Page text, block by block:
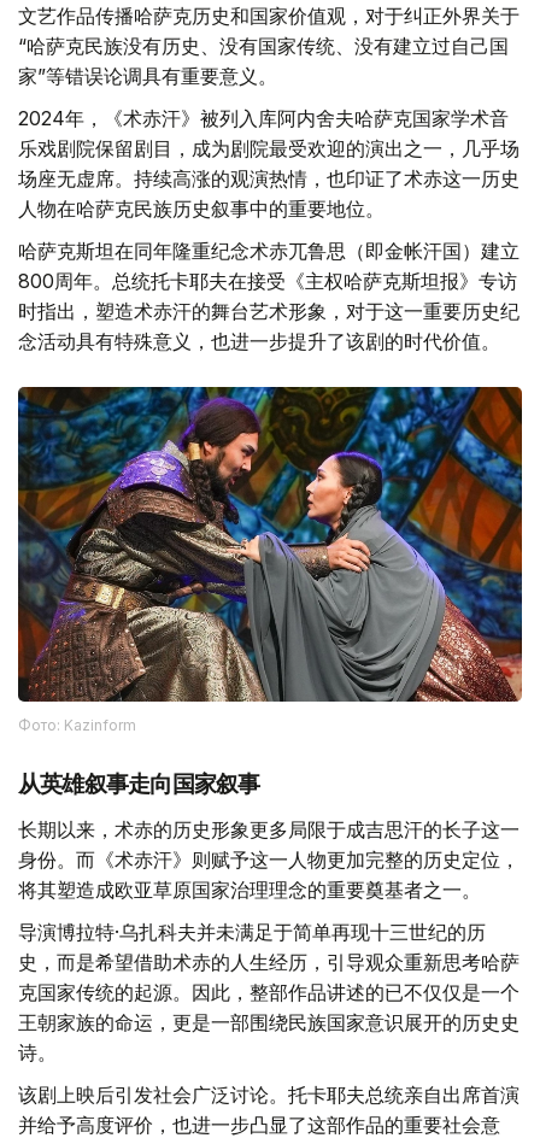
意义的作品。当今社会尤其需要这样的艺术创作，通过优秀
文艺作品传播哈萨克历史和国家价值观，对于纠正外界关于
“哈萨克民族没有历史、没有国家传统、没有建立过自己国
家”等错误论调具有重要意义。
2024年，《术赤汗》被列入库阿内舍夫哈萨克国家学术音
乐戏剧院保留剧目，成为剧院最受欢迎的演出之一，几乎场
场座无虚席。持续高涨的观演热情，也印证了术赤这一历史
人物在哈萨克民族历史叙事中的重要地位。
哈萨克斯坦在同年隆重纪念术赤兀鲁思（即金帐汗国）建立
800周年。总统托卡耶夫在接受《主权哈萨克斯坦报》专访
时指出，塑造术赤汗的舞台艺术形象，对于这一重要历史纪
从英雄叙事走向国家叙事
长期以来，术赤的历史形象更多局限于成吉思汗的长子这一
身份。而《术赤汗》则赋予这一人物更加完整的历史定位，
将其塑造成欧亚草原国家治理理念的重要奠基者之一。
导演博拉特·乌扎科夫并未满足于简单再现十三世纪的历
史，而是希望借助术赤的人生经历，引导观众重新思考哈萨
克国家传统的起源。因此，整部作品讲述的已不仅仅是一个
王朝家族的命运，更是一部围绕民族国家意识展开的历史史
诗。
该剧上映后引发社会广泛讨论。托卡耶夫总统亲自出席首演